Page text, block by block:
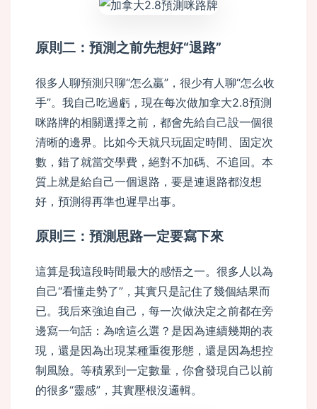
原則二：預測之前先想好“退路”
很多人聊預測只聊“怎么贏”，很少有人聊“怎么收
手”。我自己吃過虧，現在每次做加拿大2.8預測
咪路牌的相關選擇之前，都會先給自己設一個很
清晰的邊界。比如今天就只玩固定時間、固定次
數，錯了就當交學費，絕對不加碼、不追回。本
質上就是給自己一個退路，要是連退路都沒想
好，預測得再準也遲早出事。
原則三：預測思路一定要寫下來
這算是我這段時間最大的感悟之一。很多人以為
自己“看懂走勢了”，其實只是記住了幾個結果而
已。我后來強迫自己，每一次做決定之前都在旁
邊寫一句話：為啥這么選？是因為連續幾期的表
現，還是因為出現某種重復形態，還是因為想控
制風險。等積累到一定數量，你會發現自己以前
的很多“靈感”，其實壓根沒邏輯。